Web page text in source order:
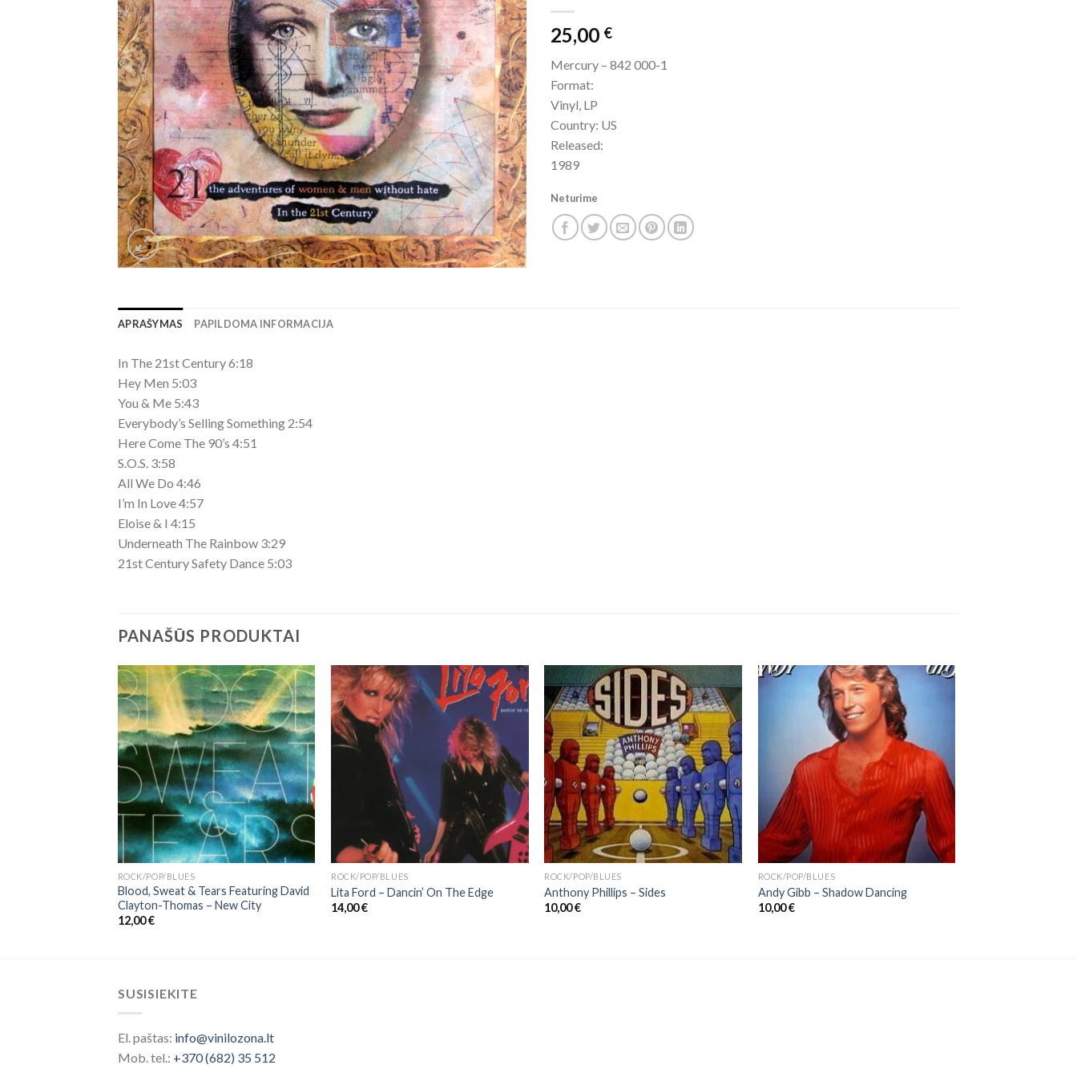
25,00 €
Mercury – 842 000-1
Format:
Vinyl, LP
Country: US
Released:
1989
Neturime
APRAŠYMAS PAPILDOMA INFORMACIJA
In The 21st Century 6:18
Hey Men 5:03
You & Me 5:43
Everybody’s Selling Something 2:54
Here Come The 90’s 4:51
S.O.S. 3:58
All We Do 4:46
I’m In Love 4:57
Eloise & I 4:15
Underneath The Rainbow 3:29
21st Century Safety Dance 5:03
PANAŠŪS PRODUKTAI
ROCK/POP/BLUES
Blood, Sweat & Tears Featuring David
Clayton-Thomas ‎– New City
12,00€
ROCK/POP/BLUES
Lita Ford – Dancin’ On The Edge
14,00€
ROCK/POP/BLUES
Anthony Phillips – Sides
10,00€
ROCK/POP/BLUES
Andy Gibb ‎– Shadow Dancing
10,00€
SUSISIEKITE
El. paštas: info@vinilozona.lt
Mob. tel.: +370 (682) 35 512